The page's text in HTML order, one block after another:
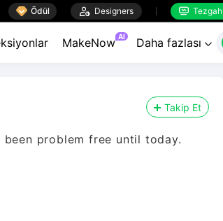
 Ödül  Designers  Tezgah
MakeNow AI Daha fazlası 
Takip Et
problem free until today.